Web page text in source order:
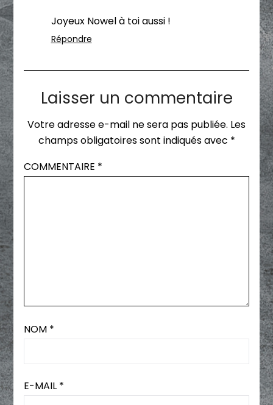
Joyeux Nowel à toi aussi !
Répondre
Laisser un commentaire
Votre adresse e-mail ne sera pas publiée. Les
champs obligatoires sont indiqués avec *
COMMENTAIRE *
NOM *
E-MAIL *